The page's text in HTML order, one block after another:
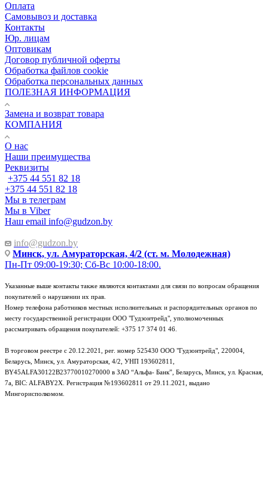
Оплата
Самовывоз и доставка
Контакты
Юр. лицам
Оптовикам
Договор публичной оферты
Обработка файлов cookie
Обработка персональных данных
ПОЛЕЗНАЯ ИНФОРМАЦИЯ
Замена и возврат товара
КОМПАНИЯ
О нас
Наши преимущества
Реквизиты
+375 44 551 82 18
+375 44 551 82 18
Мы в телеграм
Мы в Viber
Наш email info@gudzon.by
info@gudzon.by
Минск, ул. Амураторская, 4/2 (ст. м. Молодежная)
Пн-Пт 09:00-19:30; Сб-Вс 10:00-18:00.
Указанные выше контакты также являются контактами для связи по вопросам обращения
покупателей о нарушении их прав.
Номер телефона работников местных исполнительных и распорядительных органов по
месту государственной регистрации ООО "Гудзонтрейд", уполномоченных
рассматривать обращения покупателей: +375 17 374 01 46.
В торговом реестре с 20.12.2021, рег. номер 525430 ООО "Гудзонтрейд", 220004,
Беларусь, Минск, ул. Амураторская, 4/2, УНП 193602811,
BY45ALFA30122B23770010270000 в ЗАО “Альфа- Банк”, Беларусь, Минск, ул. Красная,
7а, BIC: ALFABY2X. Регистрация №193602811 от 29.11.2021, выдано
Мингорисполкомом.